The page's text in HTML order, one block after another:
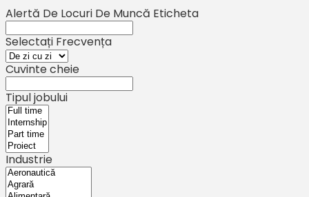
Alertă De Locuri De Muncă Eticheta
Selectați Frecvența
Cuvinte cheie
Tipul jobului
Industrie